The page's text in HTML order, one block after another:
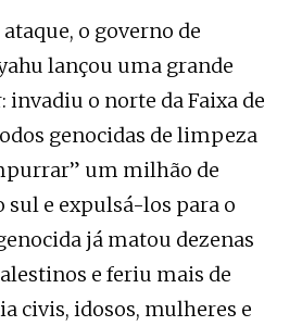
o governo de
lançou uma grande
o norte da Faixa de
genocidas de limpeza
um milhão de
sul e expulsá-los para o
já matou dezenas
e feriu mais de
civis, idosos, mulheres e